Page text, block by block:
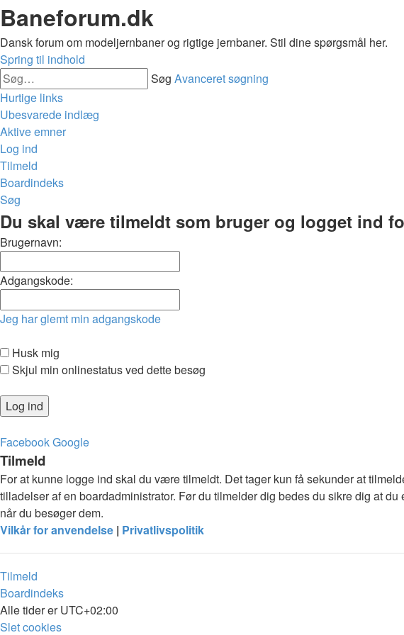
Baneforum.dk
Dansk forum om modeljernbaner og rigtige jernbaner. Stil dine spørgsmål her.
Spring til indhold
Søg Avanceret søgning
Hurtige links
Ubesvarede indlæg
Aktive emner
Log ind
Tilmeld
Boardindeks
Søg
Du skal være tilmeldt som bruger og logget ind
Brugernavn:
Adgangskode:
Jeg har glemt min adgangskode
Husk mig
Skjul min onlinestatus ved dette besøg
FacebookGoogle
Tilmeld
For at kunne logge ind skal du være tilmeldt. Det tager kun få sekunder at
tilladelser af en boardadministrator. Før du tilmelder dig bedes du sikre dig at
når du besøger dem.
Vilkår for anvendelse | Privatlivspolitik
Tilmeld
Boardindeks
Alle tider erUTC+02:00
Slet cookies